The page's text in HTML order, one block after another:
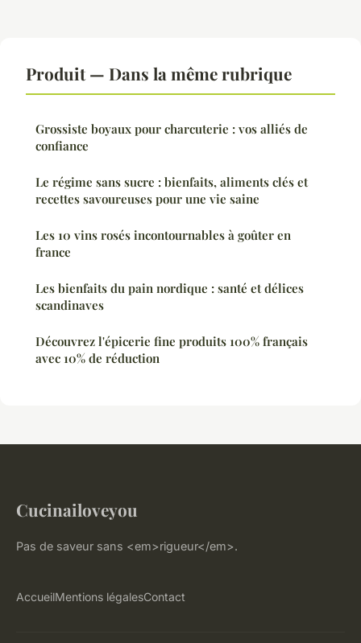
Produit — Dans la même rubrique
Grossiste boyaux pour charcuterie : vos alliés de
confiance
Le régime sans sucre : bienfaits, aliments clés et
recettes savoureuses pour une vie saine
Les 10 vins rosés incontournables à goûter en
france
Les bienfaits du pain nordique : santé et délices
scandinaves
Découvrez l'épicerie fine produits 100% français
avec 10% de réduction
Cucinailoveyou
Pas de saveur sans <em>rigueur</em>.
AccueilMentions légalesContact